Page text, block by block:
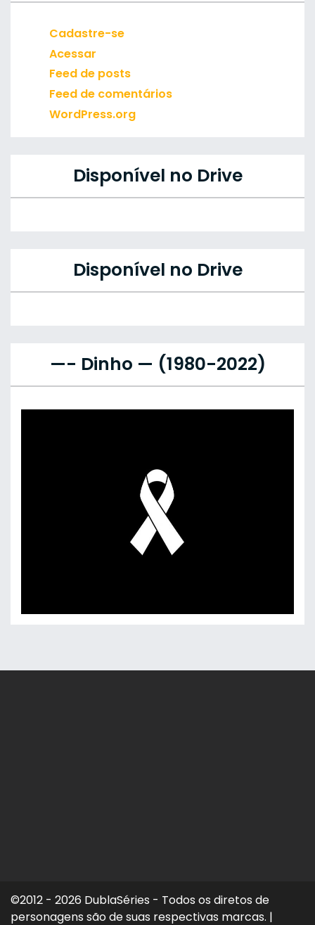
Cadastre-se
Acessar
Feed de posts
Feed de comentários
WordPress.org
Disponível no Drive
Disponível no Drive
—- Dinho — (1980-2022)
©2012 - 2026 DublaSéries - Todos os diretos de
personagens são de suas respectivas marcas. |